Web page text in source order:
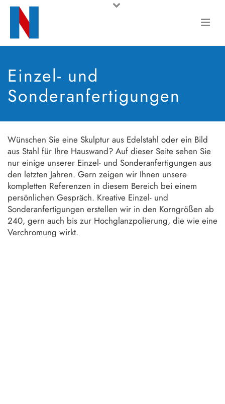
Einzel- und
Sonderanfertigungen
Wünschen Sie eine Skulptur aus Edelstahl oder ein Bild
aus Stahl für Ihre Hauswand? Auf dieser Seite sehen Sie
nur einige unserer Einzel- und Sonderanfertigungen aus
den letzten Jahren. Gern zeigen wir Ihnen unsere
kompletten Referenzen in diesem Bereich bei einem
persönlichen Gespräch. Kreative Einzel- und
Sonderanfertigungen erstellen wir in den Korngrößen ab
240, gern auch bis zur Hochglanzpolierung, die wie eine
Verchromung wirkt.